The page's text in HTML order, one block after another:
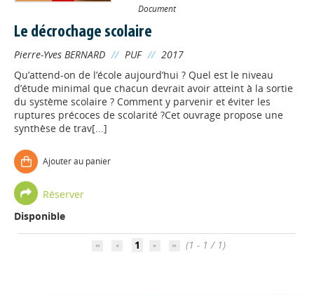
Document
Le décrochage scolaire
Pierre-Yves BERNARD // PUF // 2017
Qu’attend-on de l’école aujourd’hui ? Quel est le niveau
d’étude minimal que chacun devrait avoir atteint à la sortie
du système scolaire ? Comment y parvenir et éviter les
ruptures précoces de scolarité ?Cet ouvrage propose une
synthèse de trav[...]
Ajouter au panier
Réserver
Disponible
1 (1 - 1 / 1)